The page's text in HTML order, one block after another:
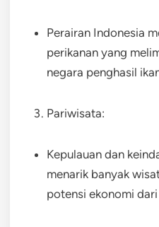
Perairan Indonesia
perikanan yang
negara penghasil
Pariwisata:
Kepulauan dan
menarik banyak
potensi ekonomi